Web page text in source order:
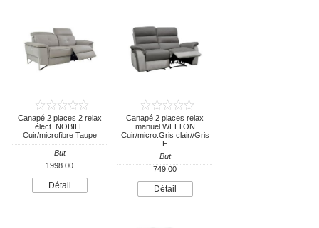
Canapé 2 places 2 relax
élect. NOBILE
Cuir/microfibre Taupe
But
1998.00
Détail
Canapé 2 places relax
manuel WELTON
Cuir/micro.Gris clair//Gris
F
But
749.00
Détail